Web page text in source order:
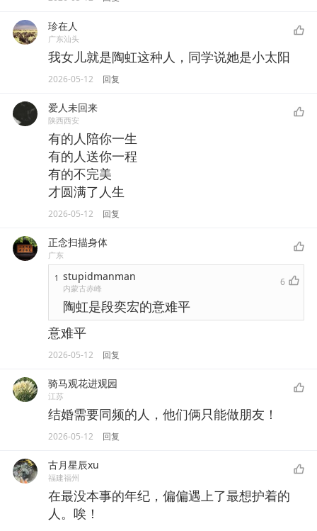
珍在人
广东汕头
我女儿就是陶虹这种人，同学说她是小太阳
2026-05-12 回复
爱人未回来
陕西西安
有的人陪你一生
有的人送你一程
有的不完美
才圆满了人生
2026-05-12 回复
正念扫描身体
广东
1 stupidmanman
内蒙古赤峰
6
陶虹是段奕宏的意难平
意难平
2026-05-12 回复
骑马观花进观园
江苏
结婚需要同频的人，他们俩只能做朋友！
2026-05-12 回复
古月星辰xu
福建福州
在最没本事的年纪，偏偏遇上了最想护着的
人。唉！